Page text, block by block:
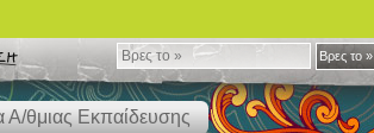
Βρες
το
»
Βρες το »
Α/θμιας Εκπαίδευσης